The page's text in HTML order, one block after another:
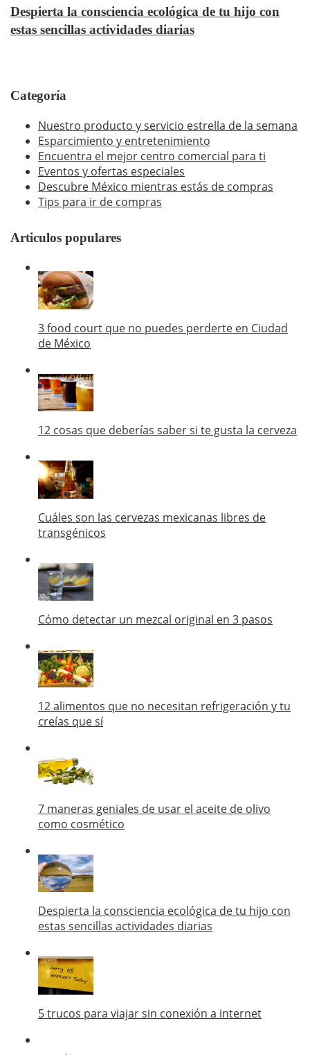
Despierta la consciencia ecológica de tu hijo con
estas sencillas actividades diarias
Categoría
Nuestro producto y servicio estrella de la semana
Esparcimiento y entretenimiento
Encuentra el mejor centro comercial para ti
Eventos y ofertas especiales
Descubre México mientras estás de compras
Tips para ir de compras
Articulos populares
3 food court que no puedes perderte en Ciudad
de México
12 cosas que deberías saber si te gusta la cerveza
Cuáles son las cervezas mexicanas libres de
transgénicos
Cómo detectar un mezcal original en 3 pasos
12 alimentos que no necesitan refrigeración y tu
creías que sí
7 maneras geniales de usar el aceite de olivo
como cosmético
Despierta la consciencia ecológica de tu hijo con
estas sencillas actividades diarias
5 trucos para viajar sin conexión a internet